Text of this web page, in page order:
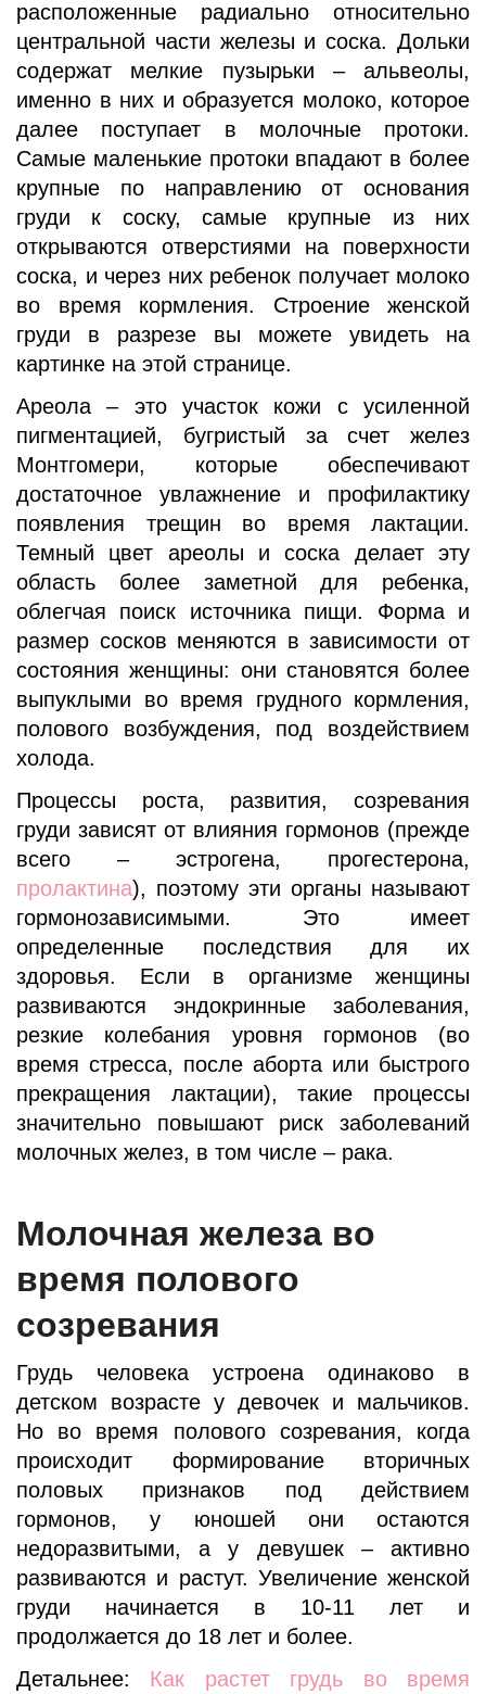
расположенные радиально относительно
центральной части железы и соска. Дольки
содержат мелкие пузырьки – альвеолы,
именно в них и образуется молоко, которое
далее поступает в молочные протоки.
Самые маленькие протоки впадают в более
крупные по направлению от основания
груди к соску, самые крупные из них
открываются отверстиями на поверхности
соска, и через них ребенок получает молоко
во время кормления. Строение женской
груди в разрезе вы можете увидеть на
картинке на этой странице.
Ареола – это участок кожи с усиленной
пигментацией, бугристый за счет желез
Монтгомери, которые обеспечивают
достаточное увлажнение и профилактику
появления трещин во время лактации.
Темный цвет ареолы и соска делает эту
область более заметной для ребенка,
облегчая поиск источника пищи. Форма и
размер сосков меняются в зависимости от
состояния женщины: они становятся более
выпуклыми во время грудного кормления,
полового возбуждения, под воздействием
холода.
Процессы роста, развития, созревания
груди зависят от влияния гормонов (прежде
всего – эстрогена, прогестерона,
пролактина), поэтому эти органы называют
гормонозависимыми. Это имеет
определенные последствия для их
здоровья. Если в организме женщины
развиваются эндокринные заболевания,
резкие колебания уровня гормонов (во
время стресса, после аборта или быстрого
прекращения лактации), такие процессы
значительно повышают риск заболеваний
молочных желез, в том числе – рака.
Молочная железа во
время полового
созревания
Грудь человека устроена одинаково в
детском возрасте у девочек и мальчиков.
Но во время полового созревания, когда
происходит формирование вторичных
половых признаков под действием
гормонов, у юношей они остаются
недоразвитыми, а у девушек – активно
развиваются и растут. Увеличение женской
груди начинается в 10-11 лет и
продолжается до 18 лет и более.
Детальнее: Как растет грудь во время